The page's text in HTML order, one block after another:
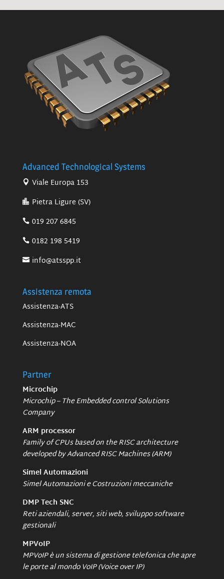
Advanced Technological Systems
Viale Europa 153
Pietra Ligure (SV)
019 207 6845
0182 198 5419
info@atsspp.it
Assistenza remota
Assistenza-ATS
Assistenza-MAC
Assistenza-NOA
Partner
Microchip
Microchip – The Embedded control Solutions
Company
ARM processor
Family of CPUs based on the RISC architecture
developed by Advanced RISC Machines (ARM)
Simel Automazioni
Simel Automazioni e Costruzioni meccaniche
DMP Tech SNC
Reti aziendali, server, siti web, sviluppo software
gestionali
MPVoIP
MPVoIP è un sistema di gestione telefonica che apre
le porte al mondo VoIP (Voice over IP)